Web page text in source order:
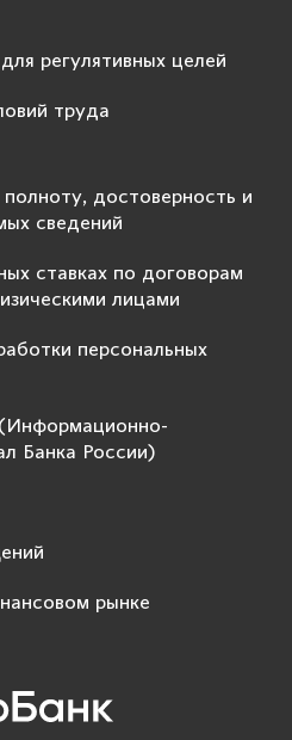
регулятивных целей
труда
достоверность и
сведений
ставках по договорам
лицами
персональных
(Информационно-
Банка России)
рынке